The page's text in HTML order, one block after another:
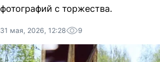
фотографий с торжества.
31 мая, 2026, 12:28 9